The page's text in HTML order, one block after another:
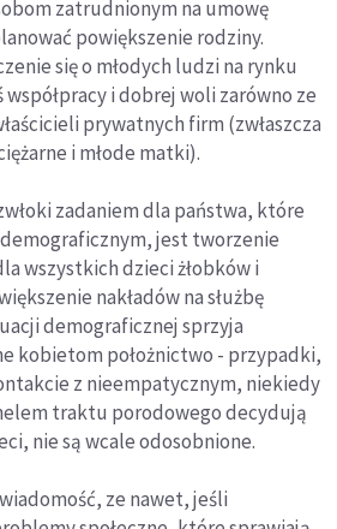
zatrudnionym na umowę
powiększenie rodziny.
się o młodych ludzi na rynku
współpracy i dobrej woli zarówno ze
prywatnych firm (zwłaszcza
i młode matki).
zadaniem dla państwa, które
jest tworzenie
wszystkich dzieci żłobków i
nakładów na służbę
demograficznej sprzyja
kobietom położnictwo - przypadki,
z nieempatycznym, niekiedy
traktu porodowego decydują
nie są wcale odosobnione.
ze nawet, jeśli